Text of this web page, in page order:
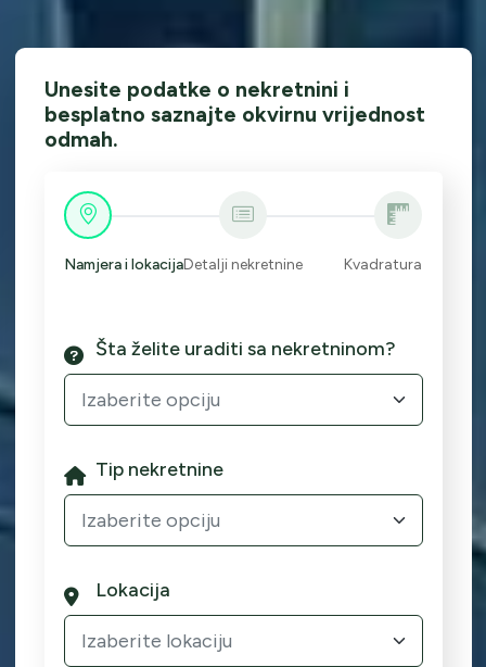
Unesite podatke o nekretnini i
besplatno saznajte okvirnu vrijednost
odmah.
Namjera i lokacijaDetalji nekretnine Kvadratura
Šta želite uraditi sa nekretninom?
Izaberite opciju
Tip nekretnine
Izaberite opciju
Lokacija
Izaberite lokaciju